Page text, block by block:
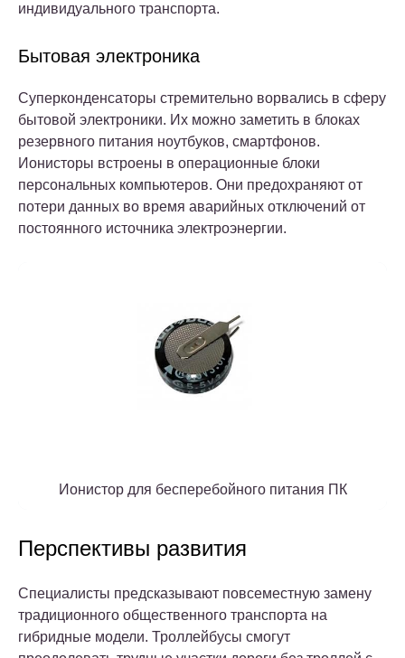
индивидуального транспорта.
Бытовая электроника
Суперконденсаторы стремительно ворвались в сферу
бытовой электроники. Их можно заметить в блоках
резервного питания ноутбуков, смартфонов.
Ионисторы встроены в операционные блоки
персональных компьютеров. Они предохраняют от
потери данных во время аварийных отключений от
постоянного источника электроэнергии.
Ионистор для бесперебойного питания ПК
Перспективы развития
Специалисты предсказывают повсеместную замену
традиционного общественного транспорта на
гибридные модели. Троллейбусы смогут